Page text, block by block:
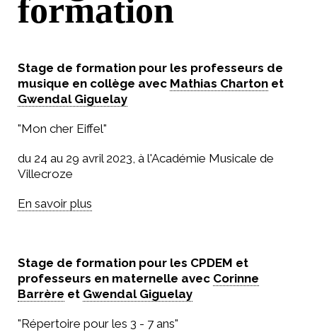
formation
Stage de formation pour les professeurs de
musique en collège avec Mathias Charton et
Gwendal Giguelay
"Mon cher Eiffel"
du 24 au 29 avril 2023, à l'Académie Musicale de
Villecroze
En savoir plus
Stage de formation pour les CPDEM et
professeurs en maternelle avec Corinne
Barrère et Gwendal Giguelay
"Répertoire pour les 3 - 7 ans"